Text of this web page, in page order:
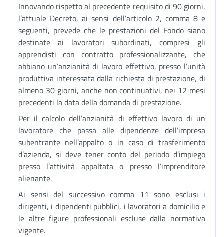
Innovando rispetto al precedente requisito di 90 giorni,
l’attuale Decreto, ai sensi dell’articolo 2, comma 8 e
seguenti, prevede che le prestazioni del Fondo siano
destinate ai lavoratori subordinati, compresi gli
apprendisti con contratto professionalizzante, che
abbiano un’anzianità di lavoro effettivo, presso l’unità
produttiva interessata dalla richiesta di prestazione, di
almeno 30 giorni, anche non continuativi, nei 12 mesi
precedenti la data della domanda di prestazione.
Per il calcolo dell’anzianità di effettivo lavoro di un
lavoratore che passa alle dipendenze dell’impresa
subentrante nell’appalto o in caso di trasferimento
d’azienda, si deve tener conto del periodo d’impiego
presso l’attività appaltata o presso l’imprenditore
alienante.
Ai sensi del successivo comma 11 sono esclusi i
dirigenti, i dipendenti pubblici, i lavoratori a domicilio e
le altre figure professionali escluse dalla normativa
vigente.